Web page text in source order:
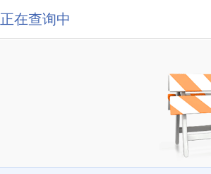
正在查询中